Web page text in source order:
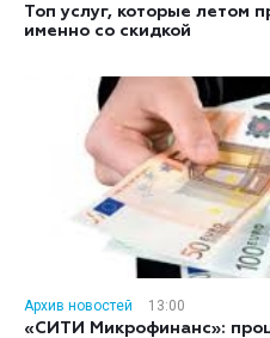
Топ услуг, которые летом
именно со скидкой
Архив новостей
13:00
«СИТИ Микрофинанс»: